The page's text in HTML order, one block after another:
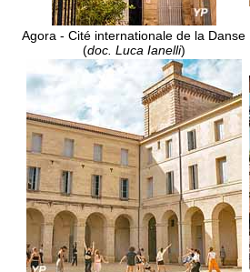
Agora - Cité internationale de la Danse
(doc. Luca Ianelli)